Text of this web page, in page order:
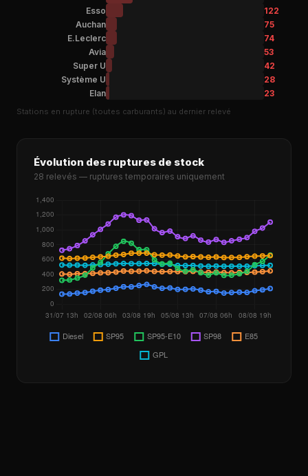
Esso
122
Auchan
75
E.Leclerc
74
Avia
53
Super U
42
Système U
28
Elan
23
Stations en rupture (toutes carburants) au dernier relevé
Évolution des ruptures de stock
28 relevés — ruptures temporaires uniquement